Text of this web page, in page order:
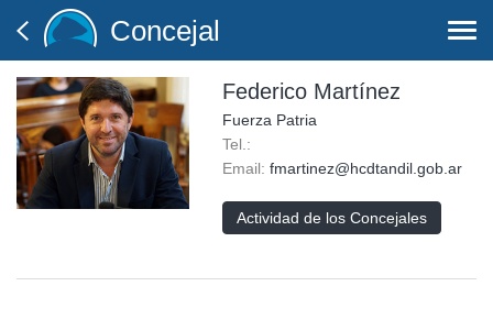
Concejal
Federico Martínez
Fuerza Patria
Tel.:
Email: fmartinez@hcdtandil.gob.ar
Actividad de los Concejales